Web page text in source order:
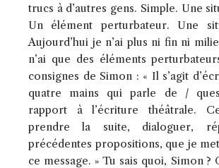
trucs à d’autres gens. Simple. Une
Un élément perturbateur. Une
Aujourd’hui je n’ai plus ni fin ni
n’ai que des éléments
consignes de Simon : « Il s’agit
quatre mains qui parle de /
rapport à l’écriture théâtrale.
prendre la suite, dialoguer,
précédentes propositions, que je
ce message. » Tu sais quoi, Simon ?